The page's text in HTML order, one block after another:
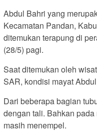
Abdul Bahri yang
Kecamatan Pandan,
ditemukan terapung di
(28/5) pagi.
Saat ditemukan oleh
SAR, kondisi mayat
Dari beberapa bagian
dengan tali. Bahkan
masih menempel.